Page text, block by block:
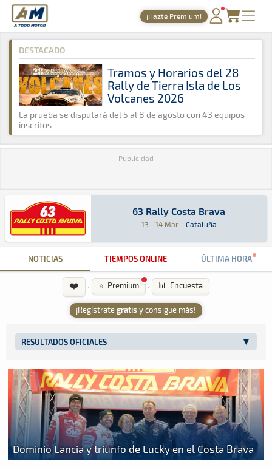
A Todo Motor · Revista del motor desde 1999
¡Hazte Premium!
PORTADA
TIEMPOS ONLINE
NOTICIAS
AGENDA
GALERÍAS
A Todo Motor » Agenda » 2015 » Marzo
DESTACADO
Tramos y Horarios del 28
Rally de Tierra Isla de Los
Volcanes 2026
La prueba se disputará del 5 al 8 de agosto con 43 equipos
inscritos
Publicidad
63 Rally Costa Brava
63 Rally Costa Brava
13 - 14 Mar · Cataluña
Rally · 63 Rally Costa Brava: Aquí podrás
Cataluña
NOTICIAS TIEMPOS ONLINE ÚLTIMA HORA
❤️ · ⭐ Premium · 📊 Encuesta
¡Regístrategratis y consigue más!
RESULTADOS OFICIALES
Dominio Lancia y triunfo de Lucky en el Costa Brava